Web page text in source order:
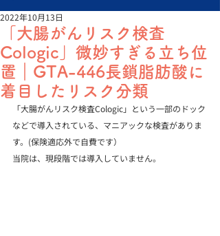
「大腸がんリスク検査
Cologic」微妙すぎる立ち位
置｜GTA-446長鎖脂肪酸に
着目したリスク分類
2022年10月13日
「大腸がんリスク検査Cologic」という一部のドック
などで導入されている、マニアックな検査がありま
す。(保険適応外で自費です）
当院は、現段階では導入していません。